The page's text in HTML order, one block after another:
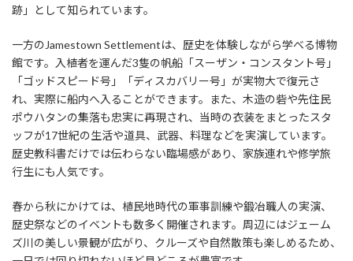
跡」として知られています。
一方のJamestown Settlementは、歴史を体験しながら学べる博物
館です。入植者を運んだ3隻の帆船「スーザン・コンスタント号」
「ゴッドスピード号」「ディスカバリー号」が実物大で復元さ
れ、実際に船内へ入ることができます。また、木造の砦や先住民
ポウハタンの集落も忠実に再現され、当時の衣装をまとったスタ
ッフが17世紀の生活や道具、武器、料理などを実演しています。
歴史教科書だけでは伝わらない臨場感があり、家族連れや修学旅
行生にも人気です。
春から秋にかけては、植民地時代の軍事訓練や鍛冶職人の実演、
歴史祭などのイベントも数多く開催されます。周辺にはジェーム
ズ川の美しい景観が広がり、クルーズや自然散策も楽しめるため、